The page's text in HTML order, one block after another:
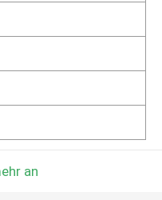
an